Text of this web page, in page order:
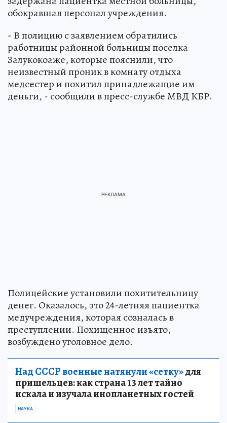
обокравшая персонал учреждения.
- В полицию с заявлением обратились
работницы районной больницы поселка
Залукокоаже, которые пояснили, что
неизвестный проник в комнату отдыха
медсестер и похитил принадлежащие им
деньги, - сообщили в пресс-службе МВД КБР.
Полицейские установили похитительницу
денег. Оказалось, это 24-летняя пациентка
медучреждения, которая созналась в
преступлении. Похищенное изъято,
возбуждено уголовное дело.
Над СССР военные натянули «сетку»для
пришельцев: как страна 13 лет тайно
искала и изучала инопланетных гостей
НАУКА